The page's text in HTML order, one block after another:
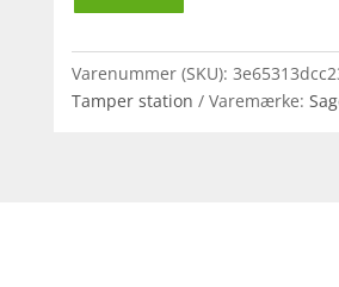
Varenummer (SKU):
Tamper station
Varemærke: